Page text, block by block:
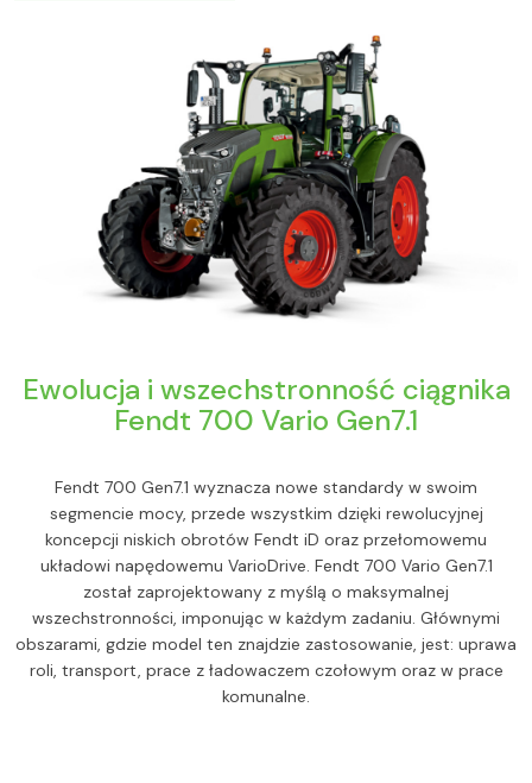
Ewolucja i wszechstronność ciągnika
Fendt 700 Vario Gen7.1
Fendt 700 Gen7.1 wyznacza nowe standardy w swoim
segmencie mocy, przede wszystkim dzięki rewolucyjnej
koncepcji niskich obrotów Fendt iD oraz przełomowemu
układowi napędowemu VarioDrive. Fendt 700 Vario Gen7.1
został zaprojektowany z myślą o maksymalnej
wszechstronności, imponując w każdym zadaniu. Głównymi
obszarami, gdzie model ten znajdzie zastosowanie, jest: uprawa
roli, transport, prace z ładowaczem czołowym oraz w prace
komunalne.